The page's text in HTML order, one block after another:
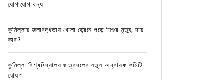
যোগাযোগ বন্ধ
কুমিল্লায় জলাবদ্ধতায় খোলা ড্রেনে পড়ে শিশুর মৃত্যু, দায়
কার?
কুমিল্লা বিশ্ববিদ্যালয় ছাত্রদলের নতুন আহ্বায়ক কমিটি
ঘোষণা